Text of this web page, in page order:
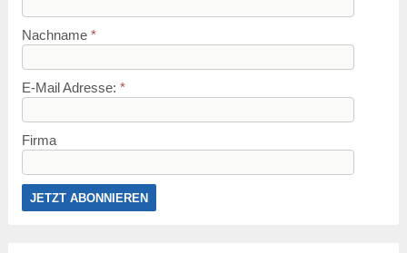
Nachname *
E-Mail Adresse: *
Firma